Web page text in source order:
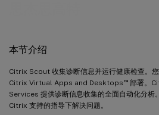
本节介绍
Citrix Scout 收集诊断信息并运行健康检查。
Citrix Virtual Apps and Desktops ™部署。
Services 提供诊断信息收集的全面自动化分
Citrix 支持的指导下解决问题。
收集诊断信息
启用附加日志收集
安排收集任务